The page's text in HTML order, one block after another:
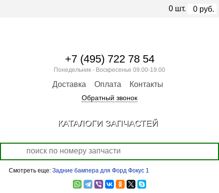
Смотреть еще: Задние бампера для Форд Фокус 1
+7 (495) 722 78 54
Понедельник - Воскресенье 09.00-19.00
Доставка Оплата Контакты
Обратный звонок
0 шт. 0 руб.
КАТАЛОГИ ЗАПЧАСТЕЙ